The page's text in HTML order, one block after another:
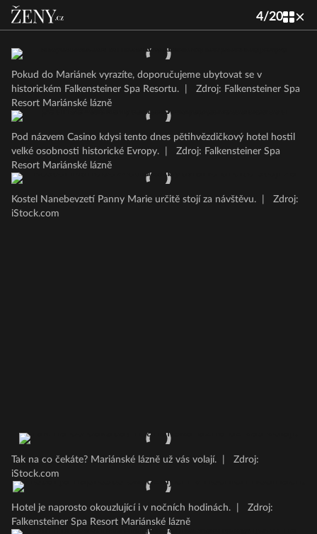
4/20
Pokud do Mariánek vyrazíte, doporučujeme ubytovat se v
historickém Falkensteiner Spa Resortu.
Zdroj: Falkensteiner Spa
Resort Mariánské lázně
Pod názvem Casino kdysi tento dnes pětihvězdičkový hotel hostil
velké osobnosti historické Evropy.
Zdroj: Falkensteiner Spa
Resort Mariánské lázně
Kostel Nanebevzetí Panny Marie určitě stojí za návštěvu.
Zdroj:
iStock.com
Tak na co čekáte? Mariánské lázně už vás volají.
Zdroj:
iStock.com
Hotel je naprosto okouzlující i v nočních hodinách.
Zdroj:
Falkensteiner Spa Resort Mariánské lázně